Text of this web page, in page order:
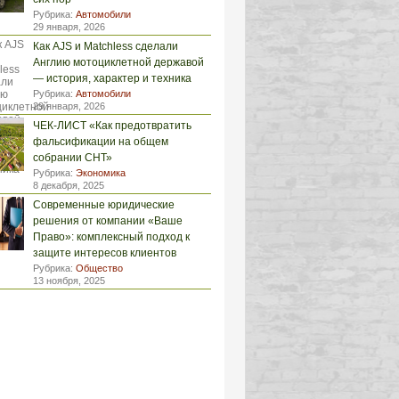
Рубрика: Автомобили
29 января, 2026
Как AJS и Matchless сделали
Англию мотоциклетной державой
— история, характер и техника
Рубрика: Автомобили
29 января, 2026
ЧЕК-ЛИСТ «Как предотвратить
фальсификации на общем
собрании СНТ»
Рубрика: Экономика
8 декабря, 2025
Современные юридические
решения от компании «Ваше
Право»: комплексный подход к
защите интересов клиентов
Рубрика: Общество
13 ноября, 2025